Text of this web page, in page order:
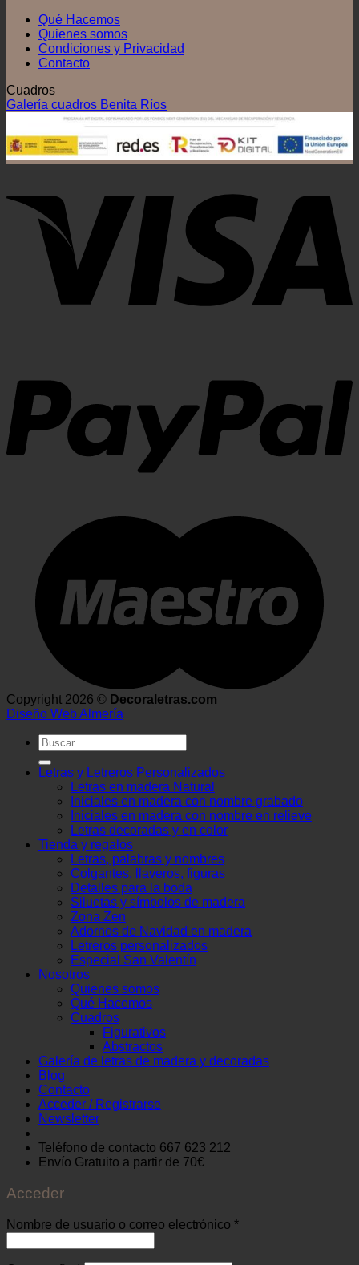
Qué Hacemos
Quienes somos
Condiciones y Privacidad
Contacto
Cuadros
Galería cuadros Benita Ríos
Copyright 2026 © Decoraletras.com
Diseño Web Almería
Buscar
por:
Letras y Letreros Personalizados
Letras en madera Natural
Iniciales en madera con nombre grabado
Iniciales en madera con nombre en relieve
Letras decoradas y en color
Tienda y regalos
Letras, palabras y nombres
Colgantes, llaveros, figuras
Detalles para la boda
Siluetas y símbolos de madera
Zona Zen
Adornos de Navidad en madera
Letreros personalizados
Especial San Valentín
Nosotros
Quienes somos
Qué Hacemos
Cuadros
Figurativos
Abstractos
Galería de letras de madera y decoradas
Blog
Contacto
Acceder / Registrarse
Newsletter
Teléfono de contacto 667 623 212
Envío Gratuito a partir de 70€
Acceder
Nombre de usuario o correo electrónico *Obligatorio